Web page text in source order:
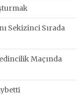
Sekizinci Sırada
Maçında